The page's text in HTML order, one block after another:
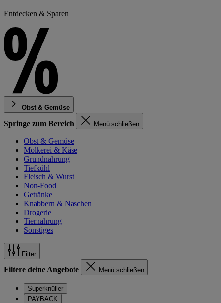
Entdecken & Sparen
Obst & Gemüse
Springe zum Bereich Menü schließen
Obst & Gemüse
Molkerei & Käse
Grundnahrung
Tiefkühl
Fleisch & Wurst
Non-Food
Getränke
Knabbern & Naschen
Drogerie
Tiernahrung
Sonstiges
Filter
Filtere deine Angebote Menü schließen
Superknüller
PAYBACK